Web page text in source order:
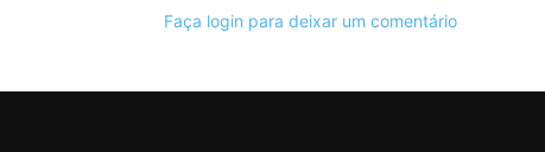
Faça login para deixar um comentário